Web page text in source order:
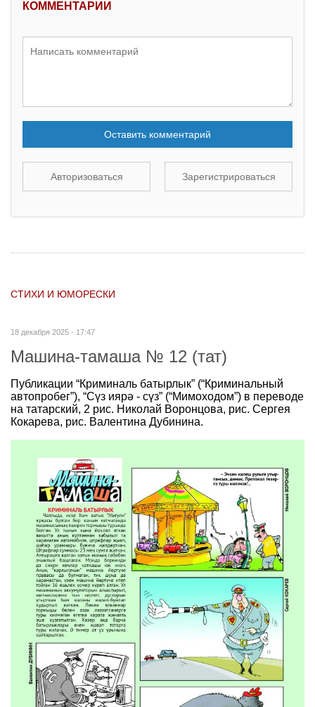
КОММЕНТАРИИ
Оставить комментарий
Авторизоваться Зарегистрироваться
СТИХИ И ЮМОРЕСКИ
18 декабря 2025 - 17:47
Машина-тамаша № 12 (тат)
Публикации “Криминаль батырлык” (“Криминальный
автопробег”), “Сүз иярә - сүз” (“Мимоходом”) в переводе
на татарский, 2 рис. Николай Воронцова, рис. Сергея
Кокарева, рис. Валентина Дубинина.